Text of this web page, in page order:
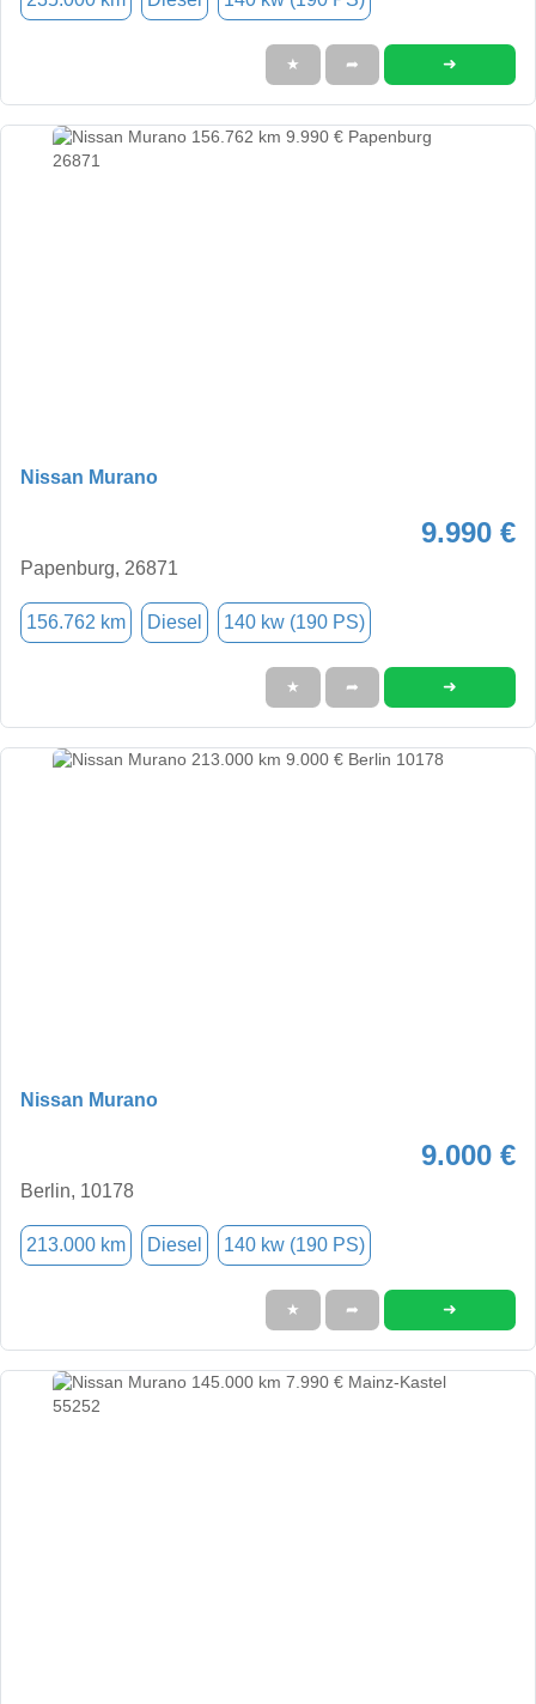
★ ➦ ➜
Nissan Murano
9.990 €
Papenburg, 26871
156.762 km Diesel 140 kw (190 PS)
★ ➦ ➜
Nissan Murano
9.000 €
Berlin, 10178
213.000 km Diesel 140 kw (190 PS)
★ ➦ ➜